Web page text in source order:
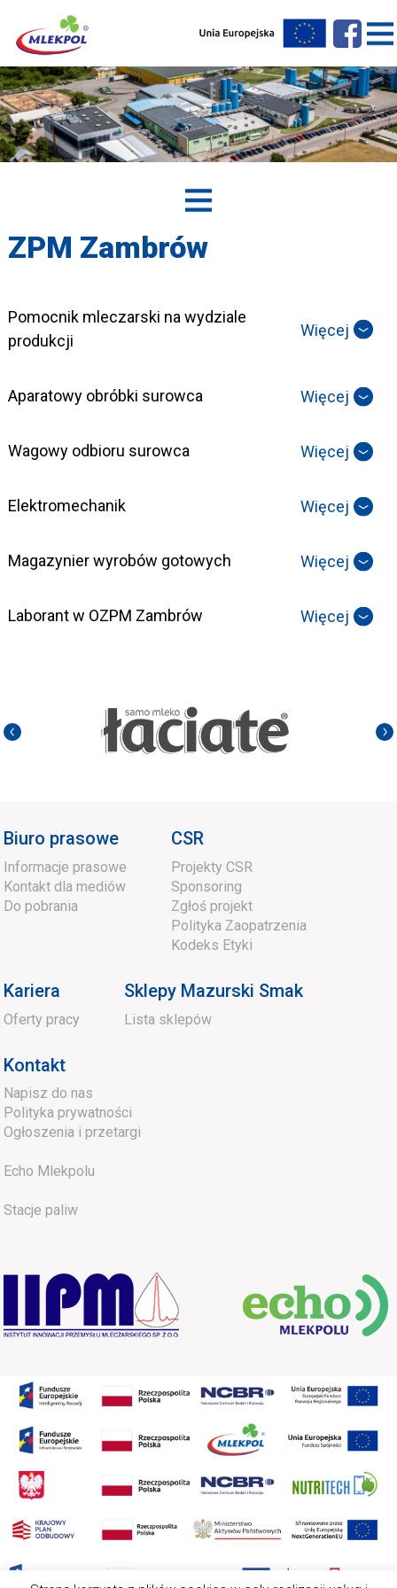
ZPM Zambrów
Pomocnik mleczarski na wydziale
produkcji
Więcej
Aparatowy obróbki surowca Więcej
Wagowy odbioru surowca Więcej
Elektromechanik Więcej
Magazynier wyrobów gotowych Więcej
Laborant w OZPM Zambrów Więcej
Biuro prasowe
Informacje prasowe
Kontakt dla mediów
Do pobrania
CSR
Projekty CSR
Sponsoring
Zgłoś projekt
Polityka Zaopatrzenia
Kodeks Etyki
Kariera
Oferty pracy
Sklepy Mazurski Smak
Lista sklepów
Kontakt
Napisz do nas
Polityka prywatności
Ogłoszenia i przetargi
Echo Mlekpolu
Stacje paliw